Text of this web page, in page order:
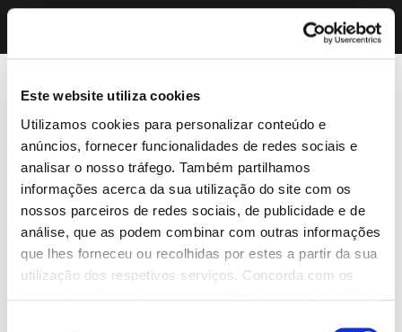
Este website utiliza cookies
Utilizamos cookies para personalizar conteúdo e
anúncios, fornecer funcionalidades de redes sociais e
analisar o nosso tráfego. Também partilhamos
informações acerca da sua utilização do site com os
nossos parceiros de redes sociais, de publicidade e de
análise, que as podem combinar com outras informações
que lhes forneceu ou recolhidas por estes a partir da sua
utilização dos respetivos serviços. Concorda com os